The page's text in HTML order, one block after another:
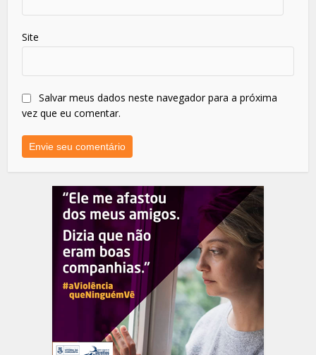
Site
Salvar meus dados neste navegador para a próxima
vez que eu comentar.